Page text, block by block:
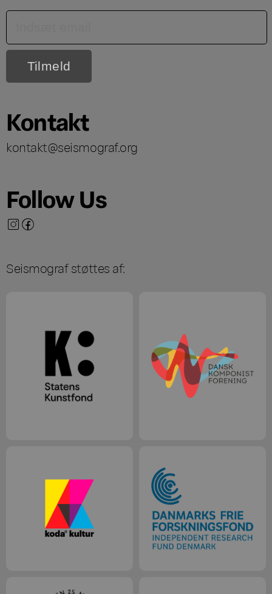
Kontakt
kontakt@seismograf.org
Follow Us
Seismograf støttes af: